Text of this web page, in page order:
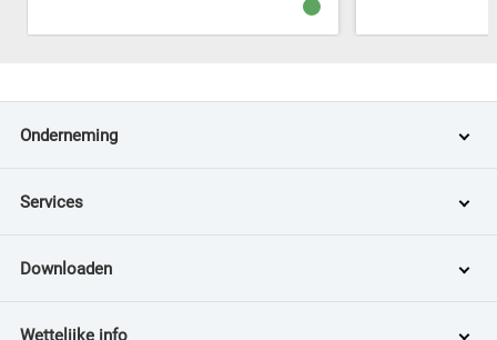
Onderneming
Services
Downloaden
Wettelijke info